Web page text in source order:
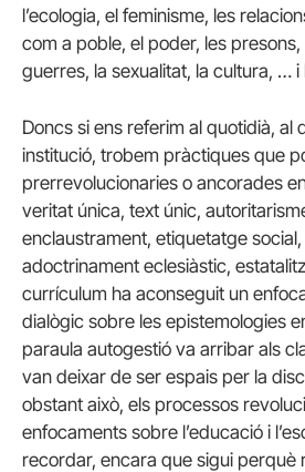
l’ecologia, el feminisme, les
com a poble, el poder, les presons,
guerres, la sexualitat, la cultura, … i
Doncs si ens referim al quotidià, al
institució, trobem pràctiques que
prerrevolucionaries o ancorades
veritat única, text únic,
enclaustrament, etiquetatge
adoctrinament eclesiàstic,
currículum ha aconseguit un
dialògic sobre les epistemologies
paraula autogestió va arribar als
van deixar de ser espais per la
obstant això, els processos
enfocaments sobre l’educació i
recordar, encara que sigui perquè